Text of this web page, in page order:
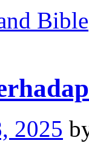
Bible
2025